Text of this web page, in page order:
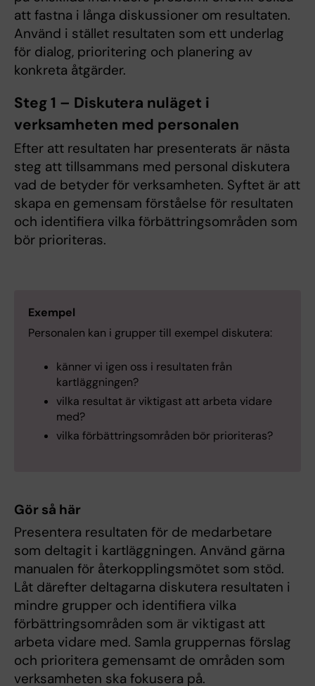
att fastna i långa diskussioner om resultaten.
Använd i stället resultaten som ett underlag
för dialog, prioritering och planering av
konkreta åtgärder.
Steg 1 – Diskutera nuläget i
verksamheten med personalen
Efter att resultaten har presenterats är nästa
steg att tillsammans med personal diskutera
vad de betyder för verksamheten. Syftet är att
skapa en gemensam förståelse för resultaten
och identifiera vilka förbättringsområden som
bör prioriteras.
Exempel
Personalen kan i grupper till exempel diskutera:
känner vi igen oss i resultaten från
kartläggningen?
vilka resultat är viktigast att arbeta vidare
med?
vilka förbättringsområden bör prioriteras?
Gör så här
Presentera resultaten för de medarbetare
som deltagit i kartläggningen. Använd gärna
manualen för återkopplingsmötet som stöd.
Låt därefter deltagarna diskutera resultaten i
mindre grupper och identifiera vilka
förbättringsområden som är viktigast att
arbeta vidare med. Samla gruppernas förslag
och prioritera gemensamt de områden som
verksamheten ska fokusera på.